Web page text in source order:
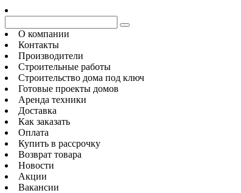
О компании
Контакты
Производители
Строительные работы
Строительство дома под ключ
Готовые проекты домов
Аренда техники
Доставка
Как заказать
Оплата
Купить в рассрочку
Возврат товара
Новости
Акции
Вакансии